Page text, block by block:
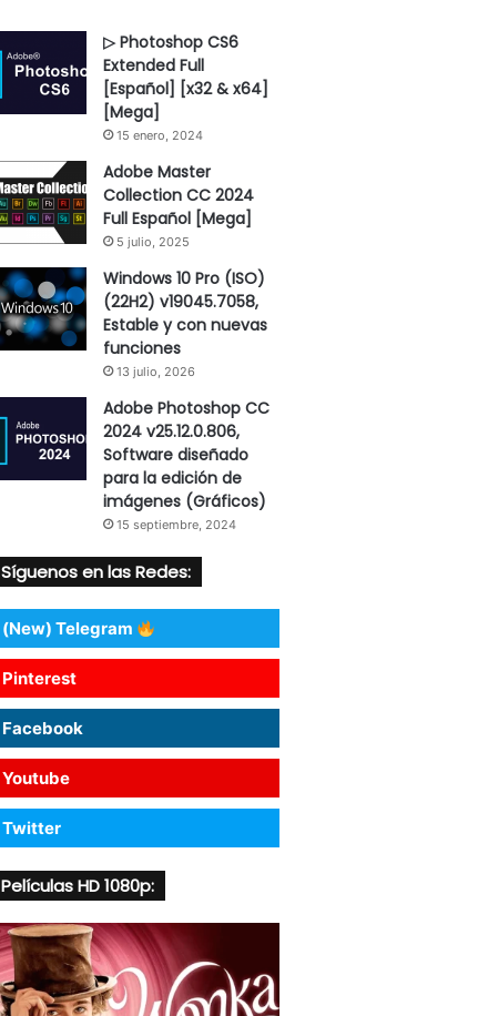
▷ Photoshop CS6
Extended Full
[Español] [x32 & x64]
[Mega]
15 enero, 2024
Adobe Master
Collection CC 2024
Full Español [Mega]
5 julio, 2025
Windows 10 Pro (ISO)
(22H2) v19045.7058,
Estable y con nuevas
funciones
13 julio, 2026
Adobe Photoshop CC
2024 v25.12.0.806,
Software diseñado
para la edición de
imágenes (Gráficos)
15 septiembre, 2024
Síguenos en las Redes:
(New) Telegram
Pinterest
Facebook
Youtube
Twitter
Películas HD 1080p: